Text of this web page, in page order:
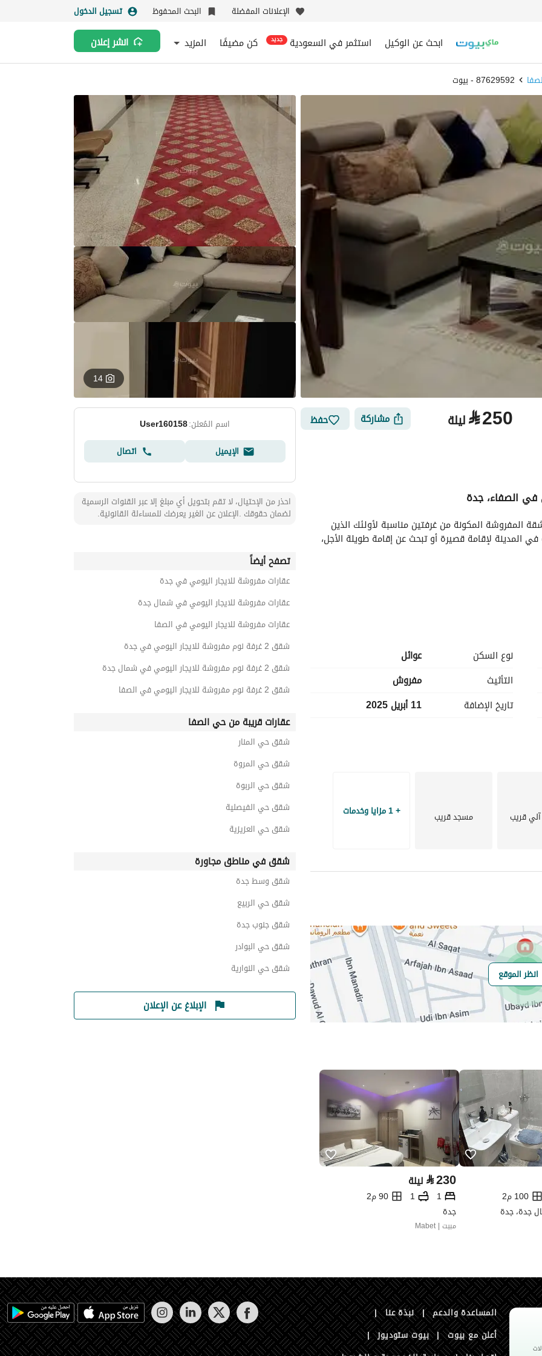
الإعلانات المفضلة البحث المحفوظ تسجيل الدخول
ابحث عن الوكيل استثمر في السعودية جديد كن مضيفًا المزيد انشر إعلان
87629592 - بيوت
14
⃁250 ليلة مشاركة حفظ
القريبة
في الصفاء، جدة
إلى المرافق والخدمات القريبة.
نوع السكن
عوائل
التأثيث
مفروش
تاريخ الإضافة
11 أبريل 2025
قريب مسجد قريب + 1 مزايا وخدمات
انظر الموقع
100 م2
جدة، جدة
⃁230 ليلة
1
1
90 م2
جدة
مبيت | Mabet
اسم المُعلن:User160158
الإيميل
اتصال
احذر من الإحتيال، لا تقم بتحويل أي مبلغ إلا عبر القنوات الرسمية
لضمان حقوقك .الإعلان عن الغير يعرضك للمساءلة القانونية.
تصفح أيضاً
عقارات مفروشة للايجار اليومي في جدة
عقارات مفروشة للايجار اليومي في شمال جدة
عقارات مفروشة للايجار اليومي في الصفا
شقق 2 غرفة نوم مفروشة للايجار اليومي في جدة
شقق 2 غرفة نوم مفروشة للايجار اليومي في شمال جدة
شقق 2 غرفة نوم مفروشة للايجار اليومي في الصفا
عقارات قريبة من حي الصفا
شقق حي المنار
شقق حي المروة
شقق حي الربوة
شقق حي الفيصلية
شقق حي العزيزية
شقق في مناطق مجاورة
شقق وسط جدة
شقق حي الربيع
شقق جنوب جدة
شقق حي البوادر
شقق حي النوارية
الإبلاغ عن الإعلان
المساعدة والدعم | نبذة عنا |
أعلن مع بيوت | بيوت ستوديوز |